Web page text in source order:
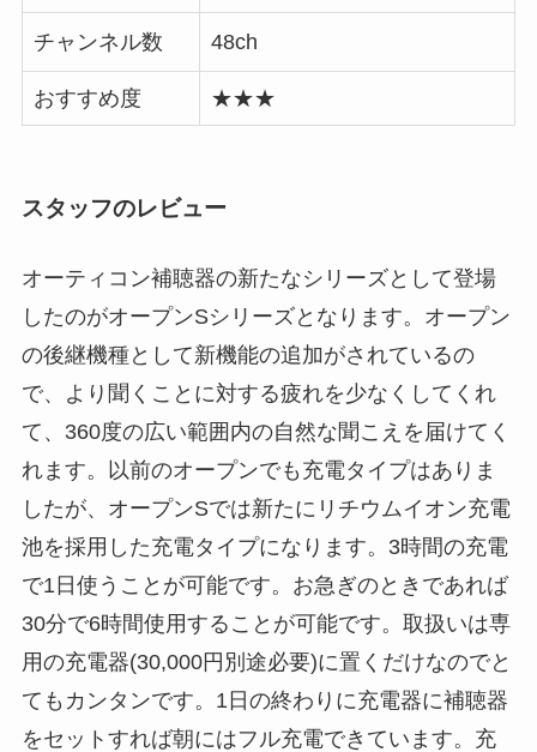
チャンネル数 48ch
おすすめ度 ★★★
スタッフのレビュー
オーティコン補聴器の新たなシリーズとして登場
したのがオープンSシリーズとなります。オープン
の後継機種として新機能の追加がされているの
で、より聞くことに対する疲れを少なくしてくれ
て、360度の広い範囲内の自然な聞こえを届けてく
れます。以前のオープンでも充電タイプはありま
したが、オープンSでは新たにリチウムイオン充電
池を採用した充電タイプになります。3時間の充電
で1日使うことが可能です。お急ぎのときであれば
30分で6時間使用することが可能です。取扱いは専
用の充電器(30,000円別途必要)に置くだけなのでと
てもカンタンです。1日の終わりに充電器に補聴器
をセットすれば朝にはフル充電できています。充